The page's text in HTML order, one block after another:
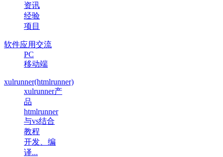
资讯
经验
项目
软件应用交流
PC
移动端
xulrunner(htmlrunner)
xulrunner产
品
htmlrunner
与vs结合
教程
开发、编
译...